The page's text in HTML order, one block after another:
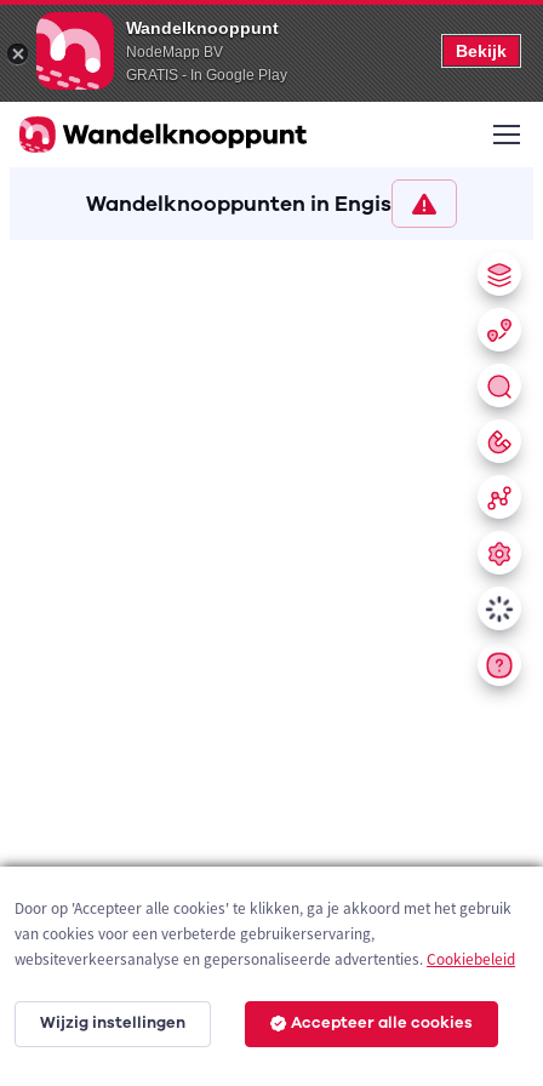
Wandelknooppunt
NodeMapp BV
GRATIS - In Google Play
Bekijk
Wandelknooppunten in Engis
5 km
Door op 'Accepteer alle cookies' te klikken, ga je akkoord met het gebruik
van cookies voor een verbeterde gebruikerservaring,
websiteverkeersanalyse en gepersonaliseerde advertenties.Cookiebeleid
Wijzig instellingen Accepteer alle cookies